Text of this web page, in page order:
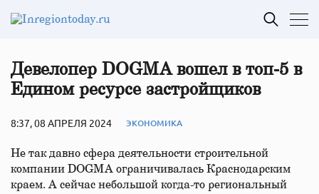
Девелопер DOGMA вошел в топ-5 в
Едином ресурсе застройщиков
8:37, 08 АПРЕЛЯ 2024 ЭКОНОМИКА
Не так давно сфера деятельности строительной
компании DOGMA ограничивалась Краснодарским
краем. А сейчас небольшой когда-то региональный